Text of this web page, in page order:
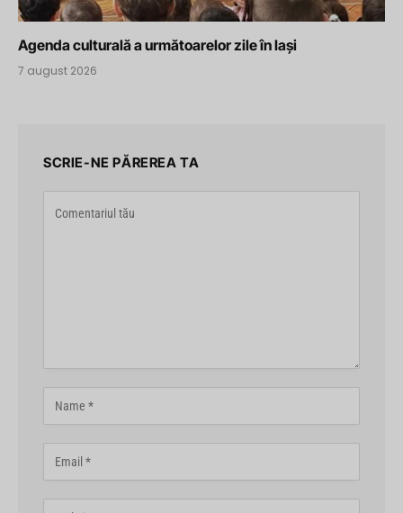
Agenda culturală a următoarelor zile în Iași
7 august 2026
SCRIE-NE PĂREREA TA